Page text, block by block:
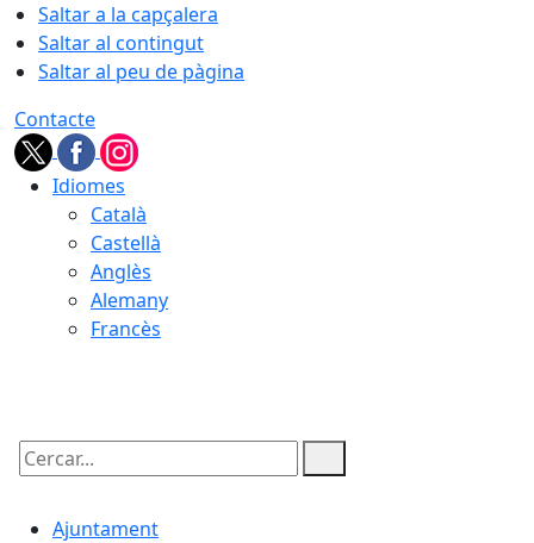
Saltar a la capçalera
Saltar al contingut
Saltar al peu de pàgina
Contacte
Idiomes
Català
Castellà
Anglès
Alemany
Francès
Cercar:
Ajuntament